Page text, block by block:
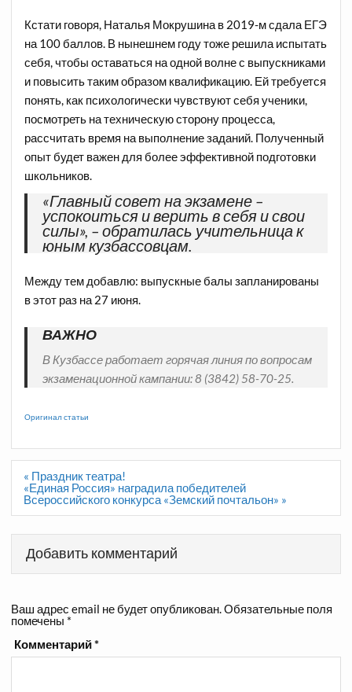
Кстати говоря, Наталья Мокрушина в 2019-м сдала ЕГЭ
на 100 баллов. В нынешнем году тоже решила испытать
себя, чтобы оставаться на одной волне с выпускниками
и повысить таким образом квалификацию. Ей требуется
понять, как психологически чувствуют себя ученики,
посмотреть на техническую сторону процесса,
рассчитать время на выполнение заданий. Полученный
опыт будет важен для более эффективной подготовки
школьников.
«Главный совет на экзамене –
успокоиться и верить в себя и свои
силы», – обратилась учительница к
юным кузбассовцам.
Между тем добавлю: выпускные балы запланированы
в этот раз на 27 июня.
ВАЖНО
В Кузбассе работает горячая линия по вопросам
экзаменационной кампании: 8 (3842) 58-70-25.
Оригинал статьи
Навигация
по
записям
« Праздник театра!
«Единая Россия» наградила победителей
Всероссийского конкурса «Земский почтальон» »
Добавить комментарий
Ваш адрес email не будет опубликован.Обязательные поля
помечены *
Комментарий*